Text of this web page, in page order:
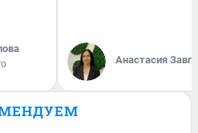
Анастасия